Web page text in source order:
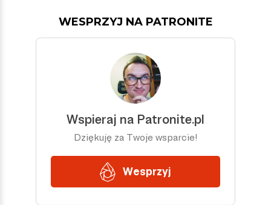
WESPRZYJ NA PATRONITE